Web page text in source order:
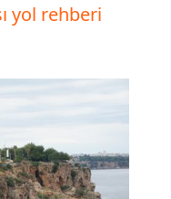
yol rehberi